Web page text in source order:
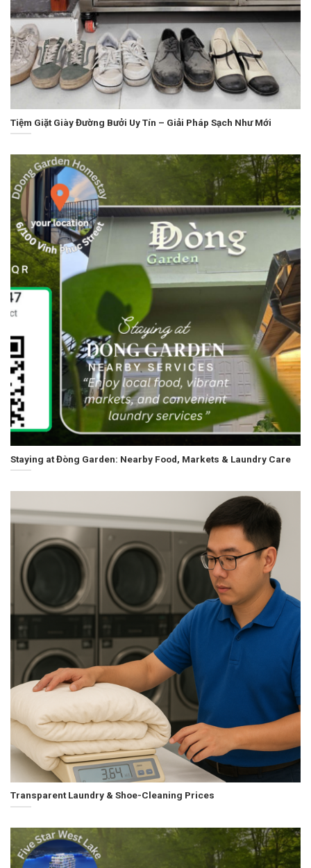
Tiệm Giặt Giày Đường Bưởi Uy Tín – Giải Pháp Sạch Như Mới
Staying at Đòng Garden: Nearby Food, Markets & Laundry Care
Transparent Laundry & Shoe-Cleaning Prices